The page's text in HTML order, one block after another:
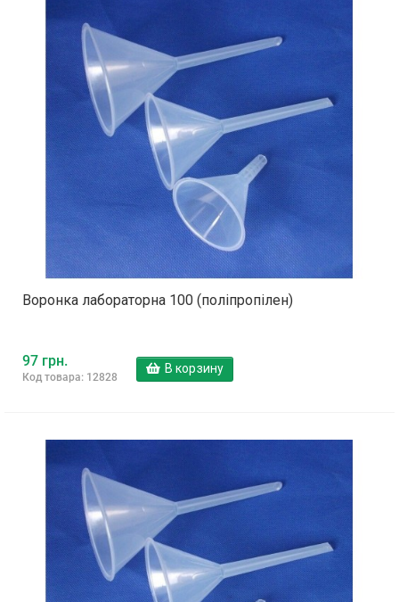
Воронка лабораторна 100 (поліпропілен)
97 грн.
Код товара: 12828
В корзину